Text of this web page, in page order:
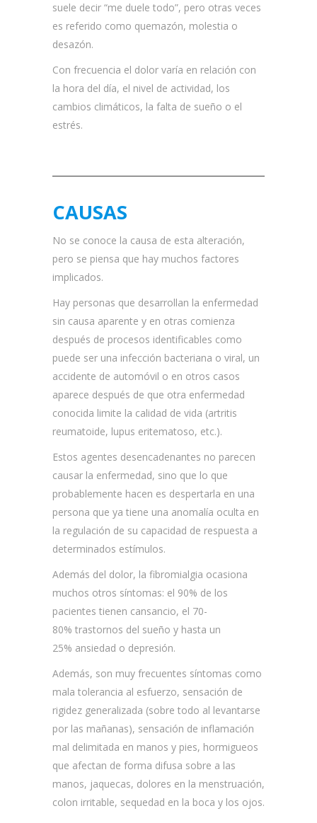
suele decir “me duele todo”, pero otras veces
es referido como quemazón, molestia o
desazón.
Con frecuencia el dolor varía en relación con
la hora del día, el nivel de actividad, los
cambios climáticos, la falta de sueño o el
estrés.
CAUSAS
No se conoce la causa de esta alteración,
pero se piensa que hay muchos factores
implicados.
Hay personas que desarrollan la enfermedad
sin causa aparente y en otras comienza
después de procesos identificables como
puede ser una infección bacteriana o viral, un
accidente de automóvil o en otros casos
aparece después de que otra enfermedad
conocida limite la calidad de vida (artritis
reumatoide, lupus eritematoso, etc.).
Estos agentes desencadenantes no parecen
causar la enfermedad, sino que lo que
probablemente hacen es despertarla en una
persona que ya tiene una anomalía oculta en
la regulación de su capacidad de respuesta a
determinados estímulos.
Además del dolor, la fibromialgia ocasiona
muchos otros síntomas: el 90% de los
pacientes tienen cansancio, el 70-
80% trastornos del sueño y hasta un
25% ansiedad o depresión.
Además, son muy frecuentes síntomas como
mala tolerancia al esfuerzo, sensación de
rigidez generalizada (sobre todo al levantarse
por las mañanas), sensación de inflamación
mal delimitada en manos y pies, hormigueos
que afectan de forma difusa sobre a las
manos, jaquecas, dolores en la menstruación,
colon irritable, sequedad en la boca y los ojos.